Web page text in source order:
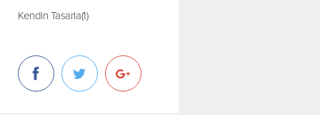
Kendin Tasarla(1)